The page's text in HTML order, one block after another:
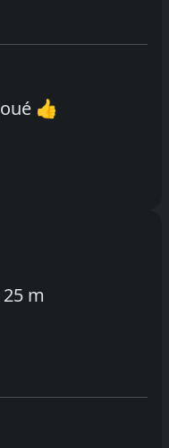
👍
m